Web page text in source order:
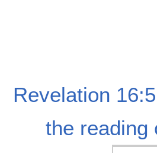
Revelation
the reading